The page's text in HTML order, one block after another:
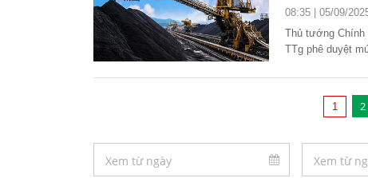
08:35 | 05/09/
Thủ tướng Chính
TTg phê duyệt
2024.
1 2